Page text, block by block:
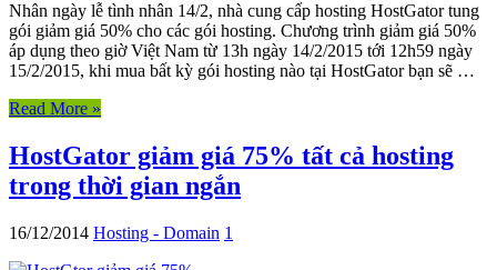
Nhân ngày lễ tình nhân 14/2, nhà cung cấp hosting HostGator tung
gói giảm giá 50% cho các gói hosting. Chương trình giảm giá 50%
áp dụng theo giờ Việt Nam từ 13h ngày 14/2/2015 tới 12h59 ngày
15/2/2015, khi mua bất kỳ gói hosting nào tại HostGator bạn sẽ …
Read More »
HostGator giảm giá 75% tất cả hosting
trong thời gian ngắn
16/12/2014 Hosting - Domain 1